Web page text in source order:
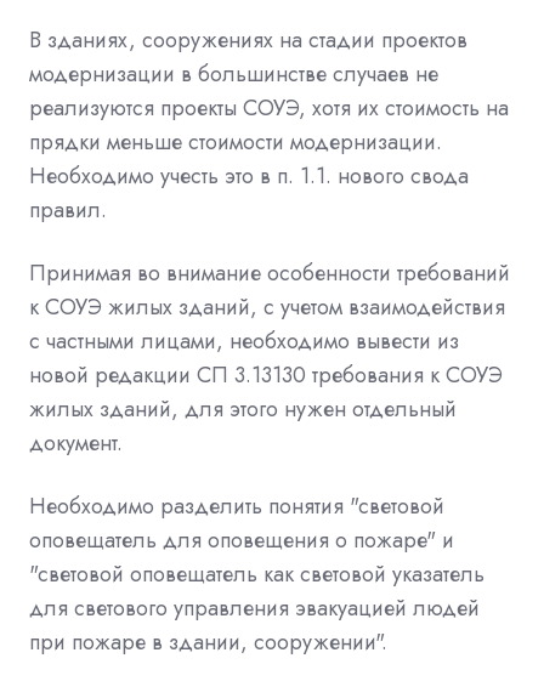
В зданиях, сооружениях на стадии проектов
модернизации в большинстве случаев не
реализуются проекты СОУЭ, хотя их стоимость на
прядки меньше стоимости модернизации.
Необходимо учесть это в п. 1.1. нового свода
правил.
Принимая во внимание особенности требований
к СОУЭ жилых зданий, с учетом взаимодействия
с частными лицами, необходимо вывести из
новой редакции СП 3.13130 требования к СОУЭ
жилых зданий, для этого нужен отдельный
документ.
Необходимо разделить понятия "световой
оповещатель для оповещения о пожаре" и
"световой оповещатель как световой указатель
для светового управления эвакуацией людей
при пожаре в здании, сооружении".